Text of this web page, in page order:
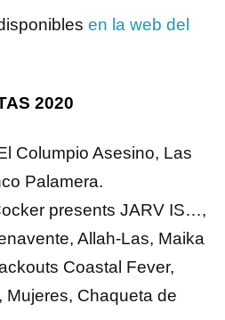
en la web del
2020
Columpio Asesino, Las
Palamera.
presents JARV IS…,
Allah-Las, Maika
Coastal Fever,
Mujeres, Chaqueta de